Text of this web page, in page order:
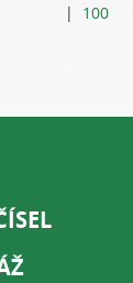
| 100